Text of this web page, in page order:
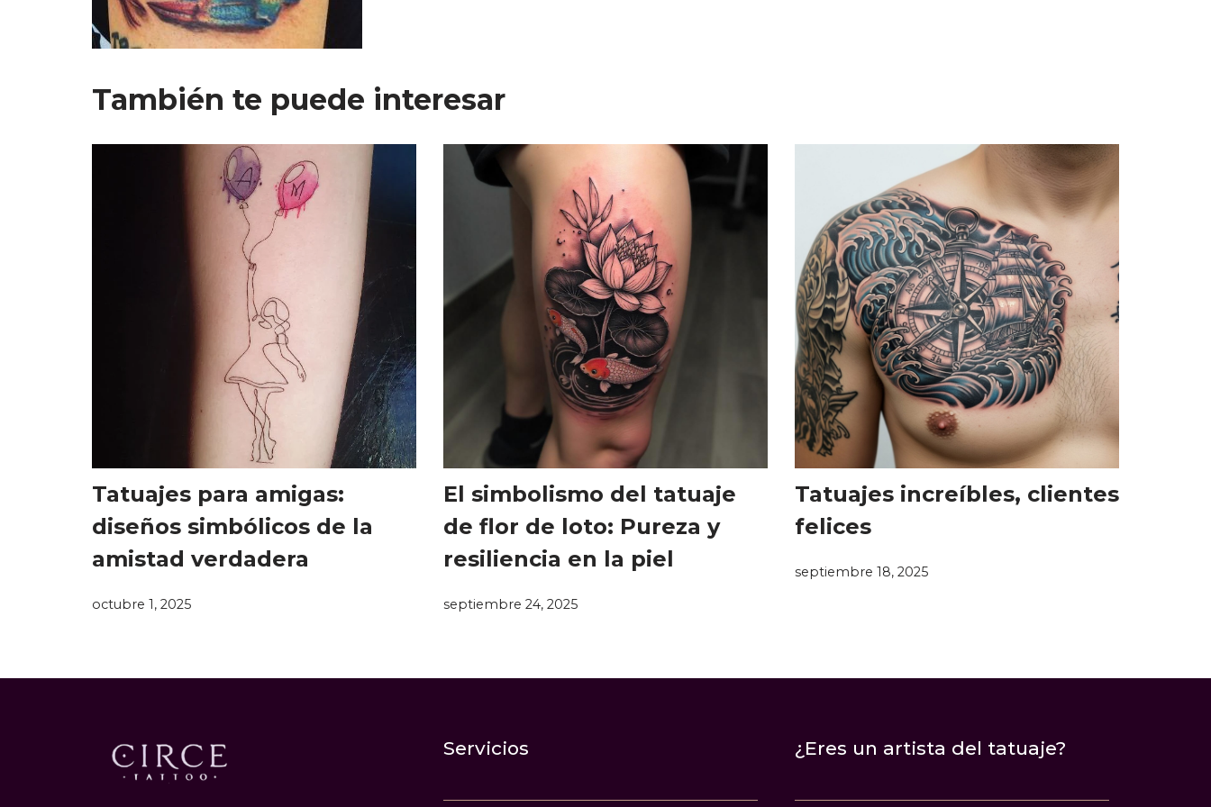
También te puede interesar
Tatuajes para amigas:
diseños simbólicos de la
amistad verdadera
octubre 1, 2025
El simbolismo del tatuaje
de flor de loto: Pureza y
resiliencia en la piel
septiembre 24, 2025
Tatuajes increíbles, clientes
felices
septiembre 18, 2025
Servicios ¿Eres un artista del tatuaje?